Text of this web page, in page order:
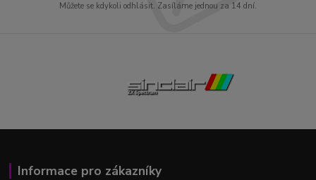
Můžete se kdykoli odhlásit. Zasíláme jednou za 14 dní.
Informace pro zákazníky